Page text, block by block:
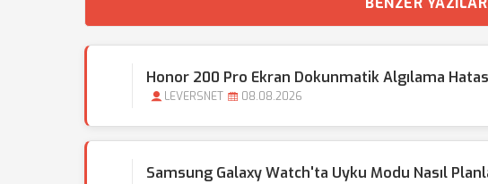
Honor 200 Pro Ekran Dokunmatik Algılama
LEVERSNET 08.08.2026
Samsung Galaxy Watch'ta Uyku Modu Nasıl